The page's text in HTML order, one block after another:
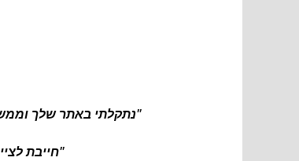
"נתקלתי באתר שלך וממש
"חייבת